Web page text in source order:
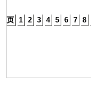
页 1 2 3 4 5 6 7 8